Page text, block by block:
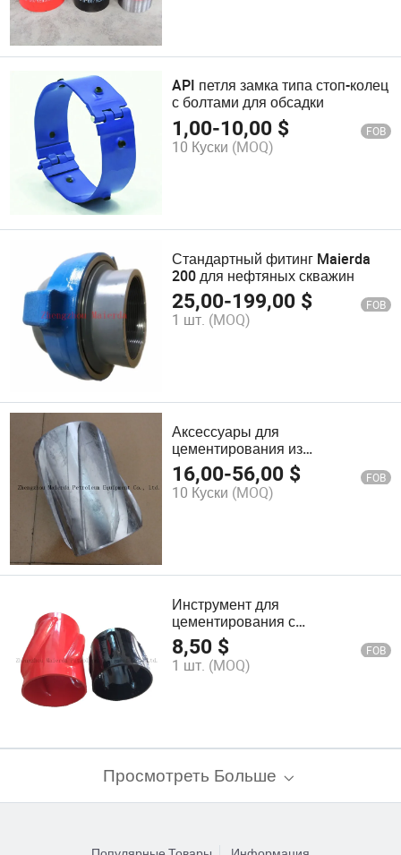
API петля замка типа стоп-колец
с болтами для обсадки
1,00-10,00 $ FOB
10 Куски (MOQ)
Стандартный фитинг Maierda
200 для нефтяных скважин
25,00-199,00 $ FOB
1 шт. (MOQ)
Аксессуары для
цементирования из
алюминиевого сплава, жесткий
центральizer
16,00-56,00 $ FOB
10 Куски (MOQ)
Инструмент для
цементирования с
положительным штампованным
зажимом на центральной трубе
8,50 $ FOB
1 шт. (MOQ)
Просмотреть Больше